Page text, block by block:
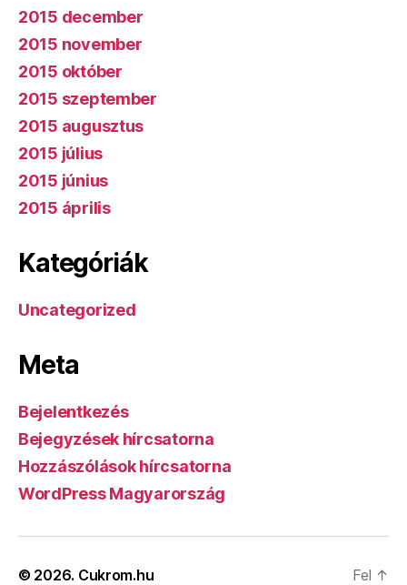
2015 december
2015 november
2015 október
2015 szeptember
2015 augusztus
2015 július
2015 június
2015 április
Kategóriák
Uncategorized
Meta
Bejelentkezés
Bejegyzések hírcsatorna
Hozzászólások hírcsatorna
WordPress Magyarország
© 2026. Cukrom.hu Fel ↑